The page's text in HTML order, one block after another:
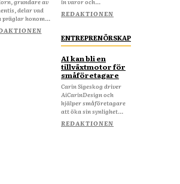
delar vad
präglar honom...
REDAKTIONEN
ENTREPRENÖRSKAP
AI kan bli en
tillväxtmotor för
småföretagare
Carin Sigeskog driver
AiCarinDesign och
hjälper småföretagare
att öka sin synlighet...
REDAKTIONEN